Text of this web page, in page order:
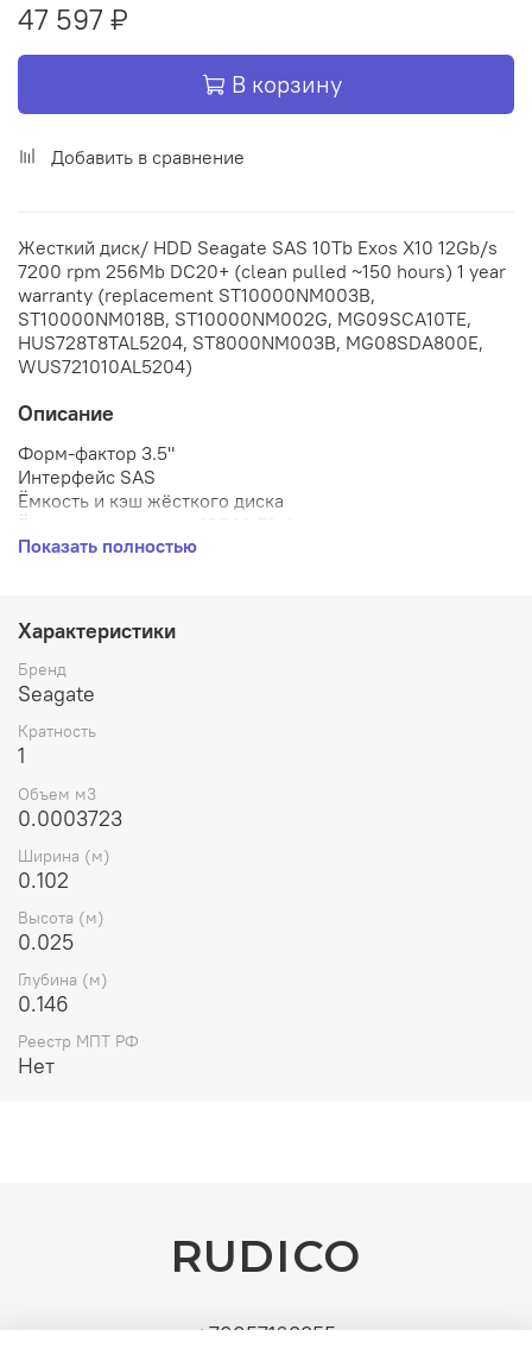
47 597 ₽
В корзину
Добавить в сравнение
Жесткий диск/ HDD Seagate SAS 10Tb Exos X10 12Gb/s
7200 rpm 256Mb DC20+ (clean pulled ~150 hours) 1 year
warranty (replacement ST10000NM003B,
ST10000NM018B, ST10000NM002G, MG09SCA10TE,
HUS728T8TAL5204, ST8000NM003B, MG08SDA800E,
WUS721010AL5204)
Описание
Форм-фактор 3.5"
Интерфейс SAS
Ёмкость и кэш жёсткого диска
Кэш-память 256 Мбайт
(HDD)7200 об/мин
Дополнительно
Возможность работы 24/7 Да
Размер сектора 512e/4Kn
Габариты
Ширина 102 мм
Глубина 147 мм
Высота 26 мм
Показать полностью
Характеристики
Бренд
Seagate
Кратность
1
Объем м3
0.0003723
Ширина (м)
0.102
Высота (м)
0.025
Глубина (м)
0.146
Реестр МПТ РФ
Нет
+79857163355
RUDICO